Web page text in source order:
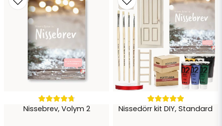
Nissebrev, Volym 2 Nissedörr kit DIY, Standard